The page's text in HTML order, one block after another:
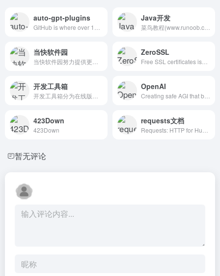
auto-gpt-plugins Java开发
当快软件园 ZeroSSL
开发工具箱 OpenAI
423Down
423Down
requests文档
暂无评论